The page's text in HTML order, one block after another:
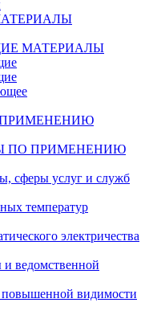
МАТЕРИАЛЫ
ПО ПРИМЕНЕНИЮ
сферы услуг и служб
температур
электричества
и ведомственной
видимости